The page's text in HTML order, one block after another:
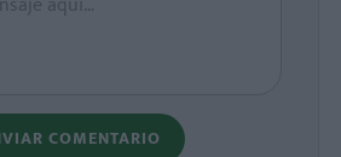
COMENTARIO